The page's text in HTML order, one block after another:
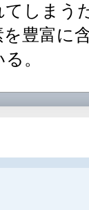
しまう
豊富に
。